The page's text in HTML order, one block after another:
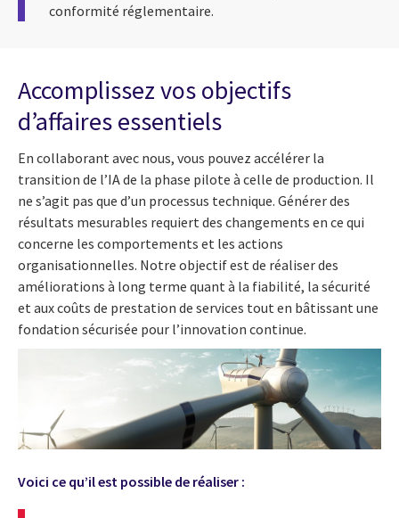
conformité réglementaire.
Accomplissez vos objectifs
d’affaires essentiels
En collaborant avec nous, vous pouvez accélérer la
transition de l’IA de la phase pilote à celle de production. Il
ne s’agit pas que d’un processus technique. Générer des
résultats mesurables requiert des changements en ce qui
concerne les comportements et les actions
organisationnelles. Notre objectif est de réaliser des
améliorations à long terme quant à la fiabilité, la sécurité
et aux coûts de prestation de services tout en bâtissant une
fondation sécurisée pour l’innovation continue.
Voici ce qu’il est possible de réaliser :